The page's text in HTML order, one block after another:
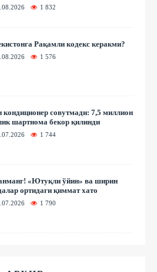
1 832
Рақамли кодекс керакми?
1 576
кондиционер совутмади: 7,5 миллион
шартнома бекор қилинди
1 744
«Ютуқли ўйин» ва ширин
ортидаги қиммат хато
1 790